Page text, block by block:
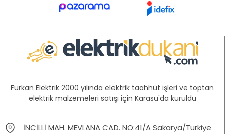
Furkan Elektrik 2000 yılında elektrik taahhüt işleri ve toptan
elektrik malzemeleri satışı için Karasu'da kuruldu
İNCİLLİ MAH. MEVLANA CAD. NO:41/A Sakarya/Türkiye